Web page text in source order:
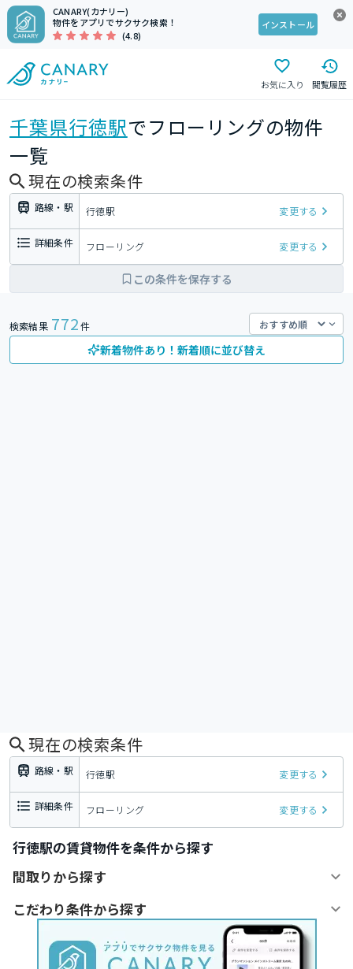
CANARY(カナリー)
物件をアプリでサクサク検索！
(4.8)
インストール
お気に入り 閲覧履歴
千葉県行徳駅でフローリングの物件
一覧
現在の検索条件
路線・駅 行徳駅 変更する
詳細条件 フローリング 変更する
この条件を保存する
検索結果 772件
新着物件あり！新着順に並び替え
現在の検索条件
路線・駅 行徳駅 変更する
詳細条件 フローリング 変更する
行徳駅の賃貸物件を条件から探す
間取りから探す
こだわり条件から探す